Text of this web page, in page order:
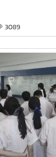
3089